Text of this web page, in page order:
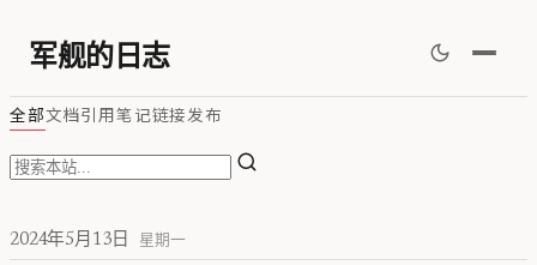
军舰的日志
全部文档引用笔记链接发布
2024年5月13日 星期一